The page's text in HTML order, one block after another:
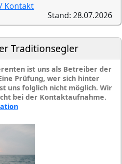
Kontakt
Stand: 28.07.2026
Traditionsegler
ist uns als Betreiber der
Prüfung, wer sich hinter
uns folglich nicht möglich. Wir
bei der Kontaktaufnahme.